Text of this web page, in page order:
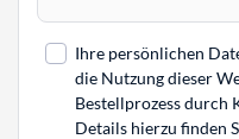
Ihre persönlichen
die Nutzung dieser
Bestellprozess durch
Details hierzu finden